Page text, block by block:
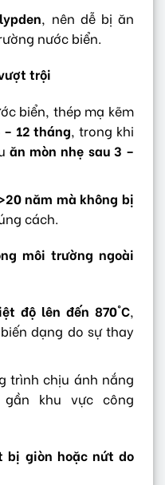
, nên dễ bị ăn
nước biển.
trội
biển, thép mạ kẽm
12 tháng, trong khi
ăn mòn nhẹ sau 3 –
năm mà không bị
cách.
môi trường ngoài
độ lên đến 870°C,
dạng do sự thay
trình chịu ánh nắng
khu vực công
bị giòn hoặc nứt do